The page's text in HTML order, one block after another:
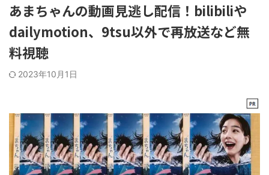
あまちゃんの動画見逃し配信！bilibiliや
dailymotion、9tsu以外で再放送など無
料視聴
2023年10月1日